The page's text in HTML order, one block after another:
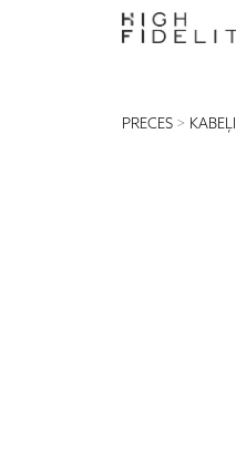
PRECES > KABEĻI